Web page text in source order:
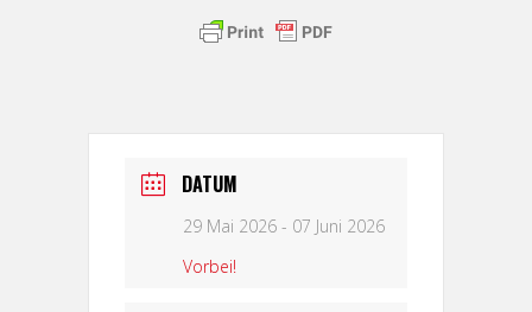
DATUM
29 Mai 2026 - 07 Juni 2026
Vorbei!